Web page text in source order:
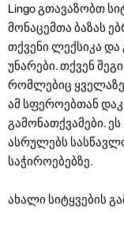
Lingo გთავაზობთ
მონაცემთა ბაზას
თქვენი ლექსიკა
უნარები. თქვენ
რომლებიც
ამ სფეროებთან
გამონათქვამები.
ასრულებს
საჭიროებებზე.
ახალი სიტყვების